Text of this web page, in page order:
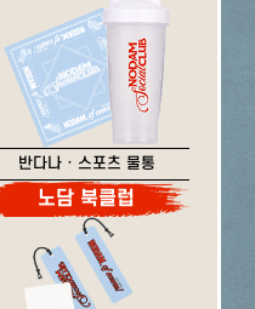
반다나 · 스포츠 물통
노담 북클럽